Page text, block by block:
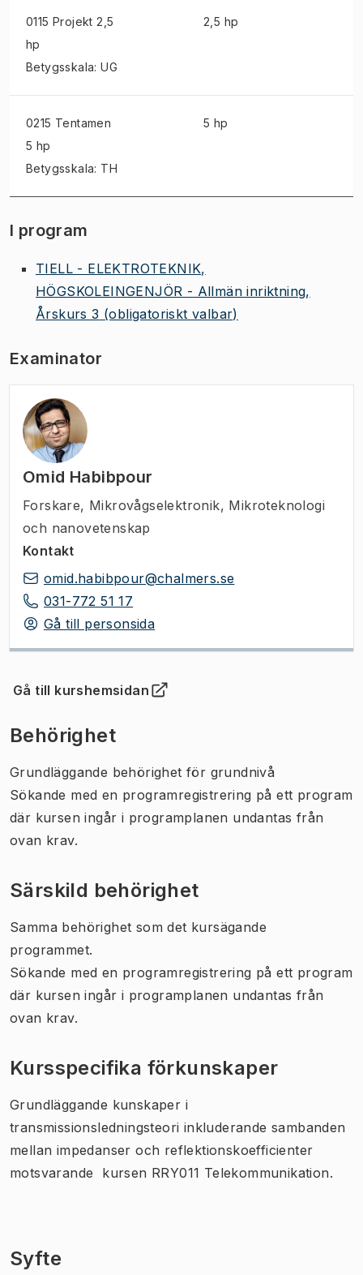
0115 Projekt 2,5
hp
Betygsskala: UG
2,5 hp
0215 Tentamen
5 hp
Betygsskala: TH
5 hp
I program
TIELL - ELEKTROTEKNIK,
HÖGSKOLEINGENJÖR - Allmän inriktning,
Årskurs 3 (obligatoriskt valbar)
Examinator
Omid Habibpour
Forskare, Mikrovågselektronik, Mikroteknologi
och nanovetenskap
Kontakt
omid.habibpour@chalmers.se
031-772 51 17
Gå till personsida
Gå till kurshemsidan
(Öppnas i ny flik)
Behörighet
Grundläggande behörighet för grundnivå
Sökande med en programregistrering på ett program
där kursen ingår i programplanen undantas från
ovan krav.
Särskild behörighet
Samma behörighet som det kursägande
programmet.
Sökande med en programregistrering på ett program
där kursen ingår i programplanen undantas från
ovan krav.
Kursspecifika förkunskaper
Grundläggande kunskaper i
transmissionsledningsteori inkluderande sambanden
mellan impedanser och reflektionskoefficienter
motsvarande kursen RRY011 Telekommunikation.
Syfte